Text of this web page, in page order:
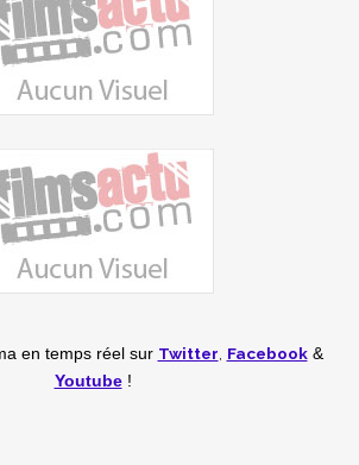
en temps réel sur Twitter Facebook&
Youtube!